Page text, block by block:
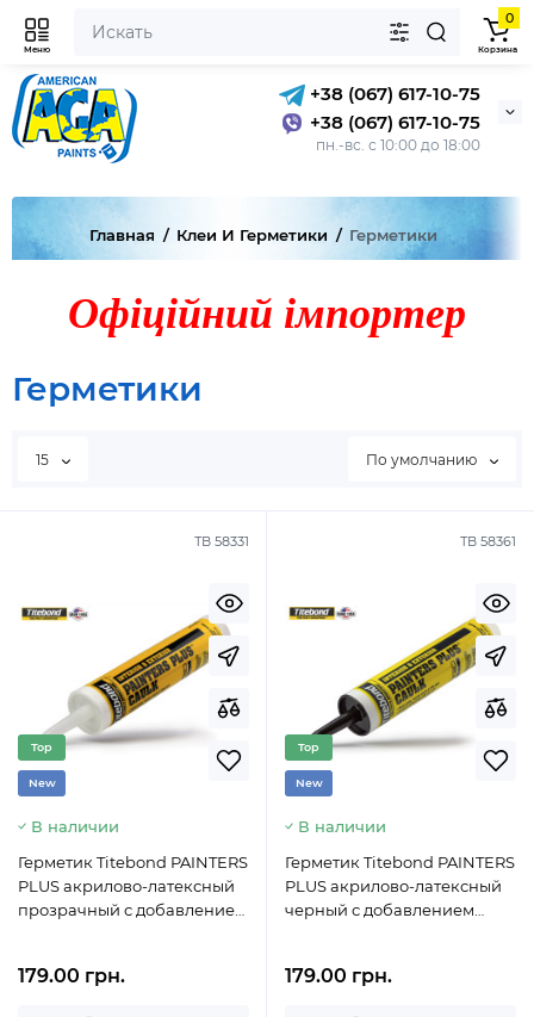
+38 (067) 617-10-75
+38 (067) 617-10-75
пн.-вс. с 10:00 до 18:00
Меню
0
Корзина
Главная Клеи И Герметики Герметики
Офіційний імпортер
Герметики
15 По умолчанию
ТВ 58331
Top
New
В наличии
Герметик Titebond PAINTERS
PLUS акрилово-латексный
прозрачный с добавлением
179.00 грн.
ТВ 58361
Top
New
В наличии
Герметик Titebond PAINTERS
PLUS акрилово-латексный
черный с добавлением
179.00 грн.